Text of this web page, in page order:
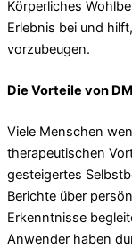
Körperliches
Erlebnis bei und
vorzubeugen.
Die Vorteile von
Viele Menschen
therapeutischen
gesteigertes
Berichte über
Erkenntnisse
Anwender haben